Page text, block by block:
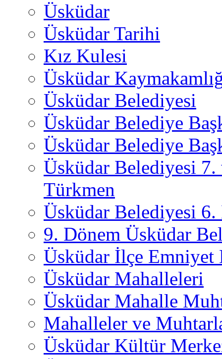
Üsküdar
Üsküdar Tarihi
Kız Kulesi
Üsküdar
Üsküdar Belediyesi
Üsküdar Belediye
Üsküdar Belediye
Üsküdar Belediyesi
Türkmen
Üsküdar Belediyesi 6.
9. Dönem Üsküdar
Üsküdar İlçe
Üsküdar Mahalleleri
Üsküdar Mahalle
Mahalleler ve
Üsküdar Kültür